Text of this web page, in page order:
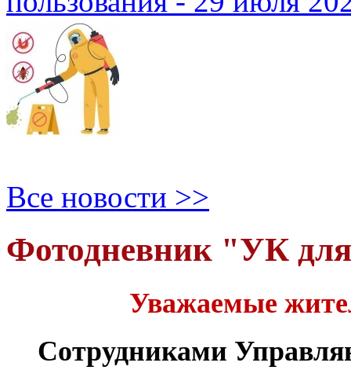
Все новости >>
Фотодневник "УК
Уважаемые
Сотрудниками